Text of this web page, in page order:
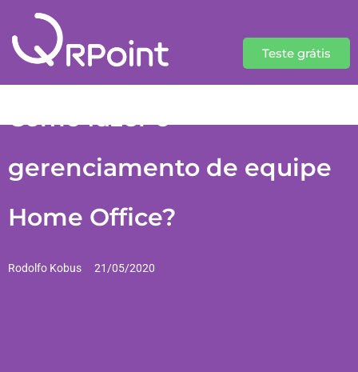
Teste grátis
Como fazer o
gerenciamento de equipe
Home Office?
Rodolfo Kobus 21/05/2020